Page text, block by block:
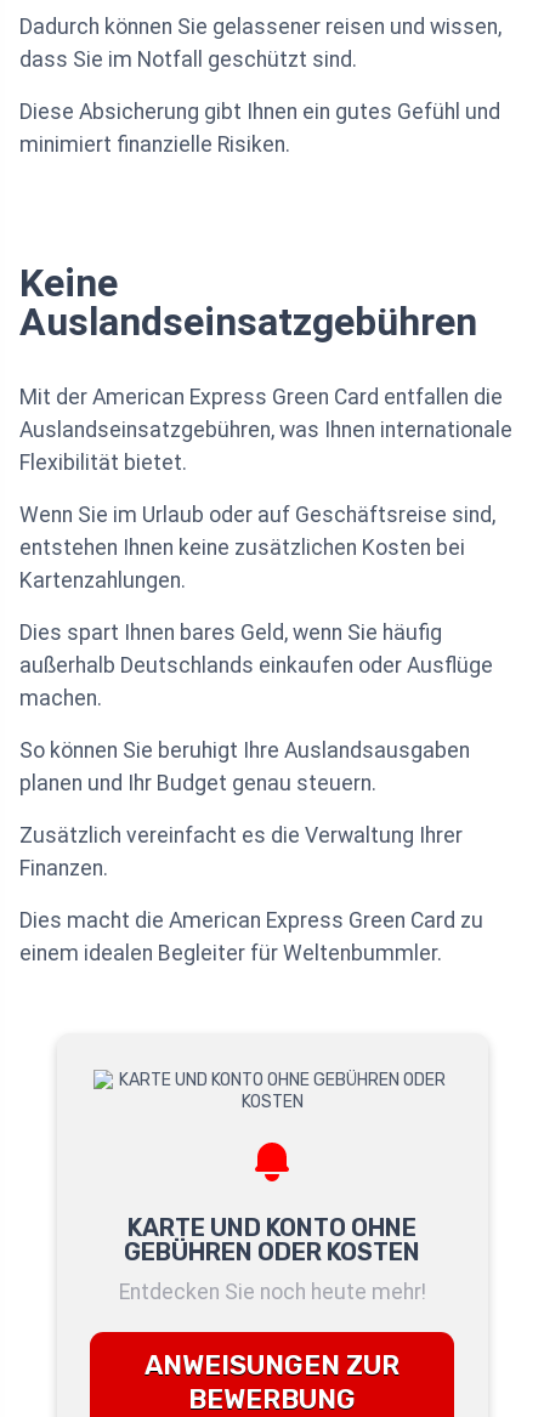
Dadurch können Sie gelassener reisen und wissen,
dass Sie im Notfall geschützt sind.
Diese Absicherung gibt Ihnen ein gutes Gefühl und
minimiert finanzielle Risiken.
Keine
Auslandseinsatzgebühren
Mit der American Express Green Card entfallen die
Auslandseinsatzgebühren, was Ihnen internationale
Flexibilität bietet.
Wenn Sie im Urlaub oder auf Geschäftsreise sind,
entstehen Ihnen keine zusätzlichen Kosten bei
Kartenzahlungen.
Dies spart Ihnen bares Geld, wenn Sie häufig
außerhalb Deutschlands einkaufen oder Ausflüge
machen.
So können Sie beruhigt Ihre Auslandsausgaben
planen und Ihr Budget genau steuern.
Zusätzlich vereinfacht es die Verwaltung Ihrer
Finanzen.
Dies macht die American Express Green Card zu
einem idealen Begleiter für Weltenbummler.
KARTE UND KONTO OHNE
GEBÜHREN ODER KOSTEN
Entdecken Sie noch heute mehr!
ANWEISUNGEN ZUR
BEWERBUNG